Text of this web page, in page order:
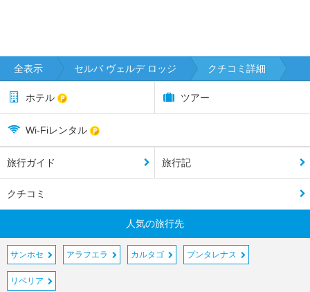
全表示 セルバ ヴェルデ ロッジ クチコミ詳細
ホテル ツアー
Wi-Fiレンタル
旅行ガイド 旅行記
クチコミ
人気の旅行先
サンホセ アラフエラ カルタゴ プンタレナス
リベリア